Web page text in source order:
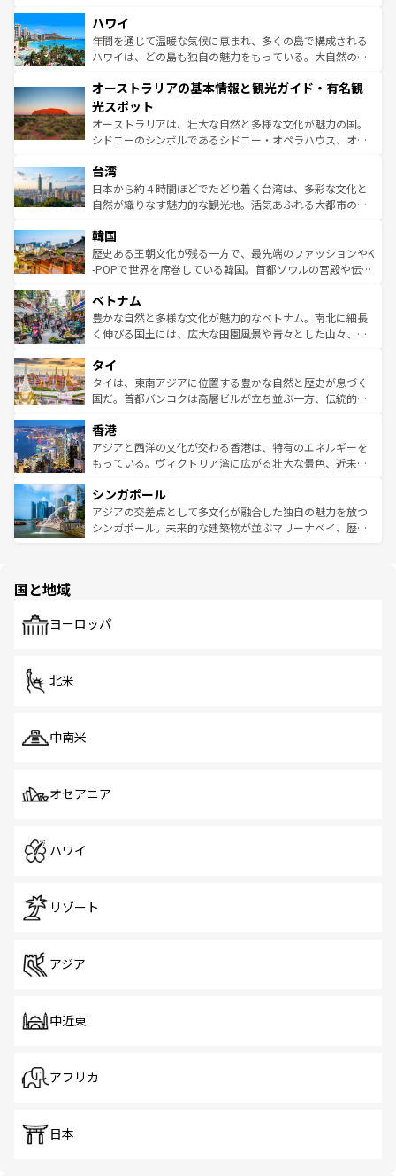
着のスイス情報は
のような巨大都市は、観光、ショッピング、エンターテイ
ンメントが詰まった刺激的なスポットだ。一方、アメリカ
西部には大自然が広がり、グランドキャニオンやイエロー
部のニューオーリンズでは、音楽と美食が融合した独特の
文化が魅力。旅行者はアメリカの各地域で異なる魅力を楽
しみながら、その多様性と豊かな歴史を感じることができ
るだろう。車でのロードトリップや列車の旅も、アメリカ
情報は
ハワイ
年間を通じて温暖な気候に恵まれ、多くの島で構成される
ハワイは、どの島も独自の魅力をもっている。大自然の神
ワイ島は見逃せない。また、定番の観光地といえばオアフ
島だが、静かな自然を求めるならマウイ島やカウアイ島が
おすすめ。エメラルドグリーンに輝く海をはじめ、豊かな
文化や歴史が息づいている。「アロハスピリット」と呼ば
人々、おいしいローカルフードやハワイアンミュージッ
ク、伝統的なフラダンスなど、すべてがハワイの魅力を彩
っている。訪れるたびに新しい発見と感動が待っているハ
はコンテンツ一覧
オーストラリアの基本情報と観光ガイド・有名観
光スポット
オーストラリアは、壮大な自然と多様な文化が魅力の国。
シドニーのシンボルであるシドニー・オペラハウス、オー
リアリーフや大陸中央部にそびえるウルル（エアーズロッ
ク）、タスマニアの美しい原生林やケアンズの熱帯雨林な
ど、見どころがたくさん。また、カフェやワイン、オージ
いる。アクティビティも充実しており、サーフィンやダイ
ビング、ハイキングなど、アウトドア好きにはたまらな
い。オーストラリアの多彩な魅力を存分に味わいつくそ
参照してほしい。
台湾
日本から約４時間ほどでたどり着く台湾は、多彩な文化と
自然が織りなす魅力的な観光地。活気あふれる大都市の台
ン）、静ひつな山岳地帯である台湾東部など、都市の喧騒
と山間の静けさが共存しており、訪れる人に新しい発見と
驚きをもたらしてくれる。また、奥深い台湾の食文化も魅
容にもいいと評判のスイーツなど、バラエティ豊かな料理
が味わえる。 なお、新着の台湾情報は コンテンツ一覧を参
照してほしい。
韓国
歴史ある王朝文化が残る一方で、最先端のファッションやK
-POPで世界を席巻している韓国。首都ソウルの宮殿や伝統
き、地方に足を延ばせば四季折々の自然美を楽しむことが
できる。そして、キムチや焼肉、絶品のストリートフード
まで、さまざまな韓国料理が待っている。夜には、韓国な
リティに包まれながら、韓国の多彩な魅力を心ゆくまで味
わってみてほしい。 なお、新着の韓国情報はコンテンツ一
覧を参照してほしい。
ベトナム
豊かな自然と多様な文化が魅力的なベトナム。南北に細長
く伸びる国土には、広大な田園風景や青々とした山々、世
急速な発展と共に伝統が息づく。ハノイの古い町並みやホ
ーチミン市のフランス統治時代の建物も、独特の雰囲気を
醸し出している。また、バラエティの豊かさとおいしさで
とつ。フォーやバインミー、ベトナムコーヒーなどは、ぜ
ひ現地で味わいたい。どの地域を訪れてもあたたかい人々
が旅行者を迎えてくれるので、きっと忘れられない旅にな
参照してほしい。
タイ
タイは、東南アジアに位置する豊かな自然と歴史が息づく
国だ。首都バンコクは高層ビルが立ち並ぶ一方、伝統的な
の活気が交差している。北部ではチェンマイなどの山岳地
帯で自然と触れ合い、南部ではプーケットやクラビの美し
いビーチでリゾート気分を楽しむことができる。タイ料理
激する。気候は一年中温暖で、どの季節にも異なる楽しみ
が待っている。親しみやすいタイの人々、仏教を中心とし
た文化、そして多様な観光資源が、訪れる旅人を魅了し続
香港
アジアと西洋の文化が交わる香港は、特有のエネルギーを
もっている。ヴィクトリア湾に広がる壮大な景色、近未来
み、どこを訪れても感動するはず。観光スポットが密集し
ており、効率よく見どころを回れるのも魅力。息をのむよ
うな絶景から文化的な体験まで、香港を存分に楽しみ尽く
シンガポール
アジアの交差点として多文化が融合した独自の魅力を放つ
シンガポール。未来的な建築物が並ぶマリーナベイ、歴史
で、ホーカーズは地元の風情を楽しめる外せないスポット
国と地域
ヨーロッパ
北米
中南米
オセアニア
ハワイ
リゾート
アジア
中近東
アフリカ
日本